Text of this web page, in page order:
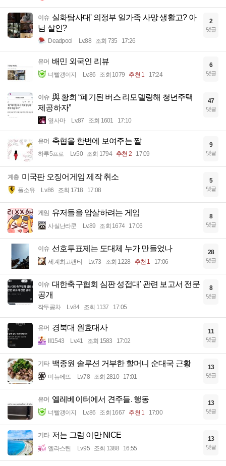
이슈 실화탐사대' 의정부 일가족 사망 생활고? 아
님 살인?
Deadpool Lv.88 조회 735 17:26
2
댓글
유머 배민 외국인 리뷰
너빨갱이지 Lv.86 조회 1079 추천 1 17:24
6
댓글
이슈 與 황희 “폐기된 버스 리모델링해 청년주택
제공하자”
옆사마 Lv.87 조회 1601 17:10
47
댓글
유머 축협을 한번에 보여주는 짤
하루5프로 Lv.50 조회 1794 추천 2 17:09
9
댓글
계층 미국판 오징어게임 제작 취소
풀소유 Lv.86 조회 1718 17:08
5
댓글
게임 유저들을 암살하려는 게임
사실난라쿤 Lv.89 조회 1674 17:06
8
댓글
이슈 선호투표제는 도대체 누가 만들었나
세계최고팬티 Lv.73 조회 1228 추천 1 17:06
28
댓글
이슈 대한축구협회 심판 성접대' 관련 보고서 전문
공개
작두콩차 Lv.84 조회 1137 17:05
8
댓글
유머 경북대 원효대사
Ill1543 Lv.41 조회 1583 17:02
11
댓글
기타 백종원 솔루션 거부한 할머니 순대국 근황
미뉴에뜨 Lv.78 조회 2810 17:01
13
댓글
유머 엘레베이터에서 견주들. 행동
너빨갱이지 Lv.86 조회 1667 추천 1 17:00
13
댓글
기타 저는 그럼 이만 NICE
엘라스틴 Lv.95 조회 1388 16:55
13
댓글